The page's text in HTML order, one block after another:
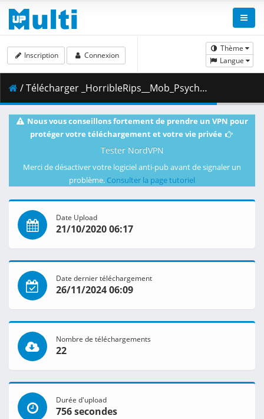
Thème
Langue
Inscription Connexion
/ Télécharger _HorribleRips__Mob_Psycho_100_-_10__720p_.mkv.002 ( 356.49 MB )
Nous vous conseillons fortement de prendre un VPN pour
protéger votre téléchargement et votre vie privée
Tester NordVPN
Merci de désactiver votre logiciel anti-pub avant de signaler un
problème. Consulter la page tutoriel
Date Upload
21/10/2020 06:17
Date dernier téléchargement
26/11/2024 06:09
Nombre de téléchargements
22
Durée d'upload
756 secondes